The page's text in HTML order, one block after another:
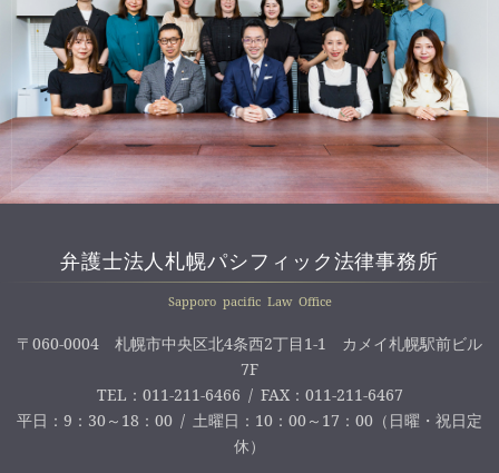
弁護士法人札幌パシフィック法律事務所
Sapporo pacific Law Office
〒060-0004 札幌市中央区北4条西2丁目1-1 カメイ札幌駅前ビル
7F
TEL：011-211-6466 / FAX：011-211-6467
平日：9：30～18：00 / 土曜日：10：00～17：00（日曜・祝日定
休）